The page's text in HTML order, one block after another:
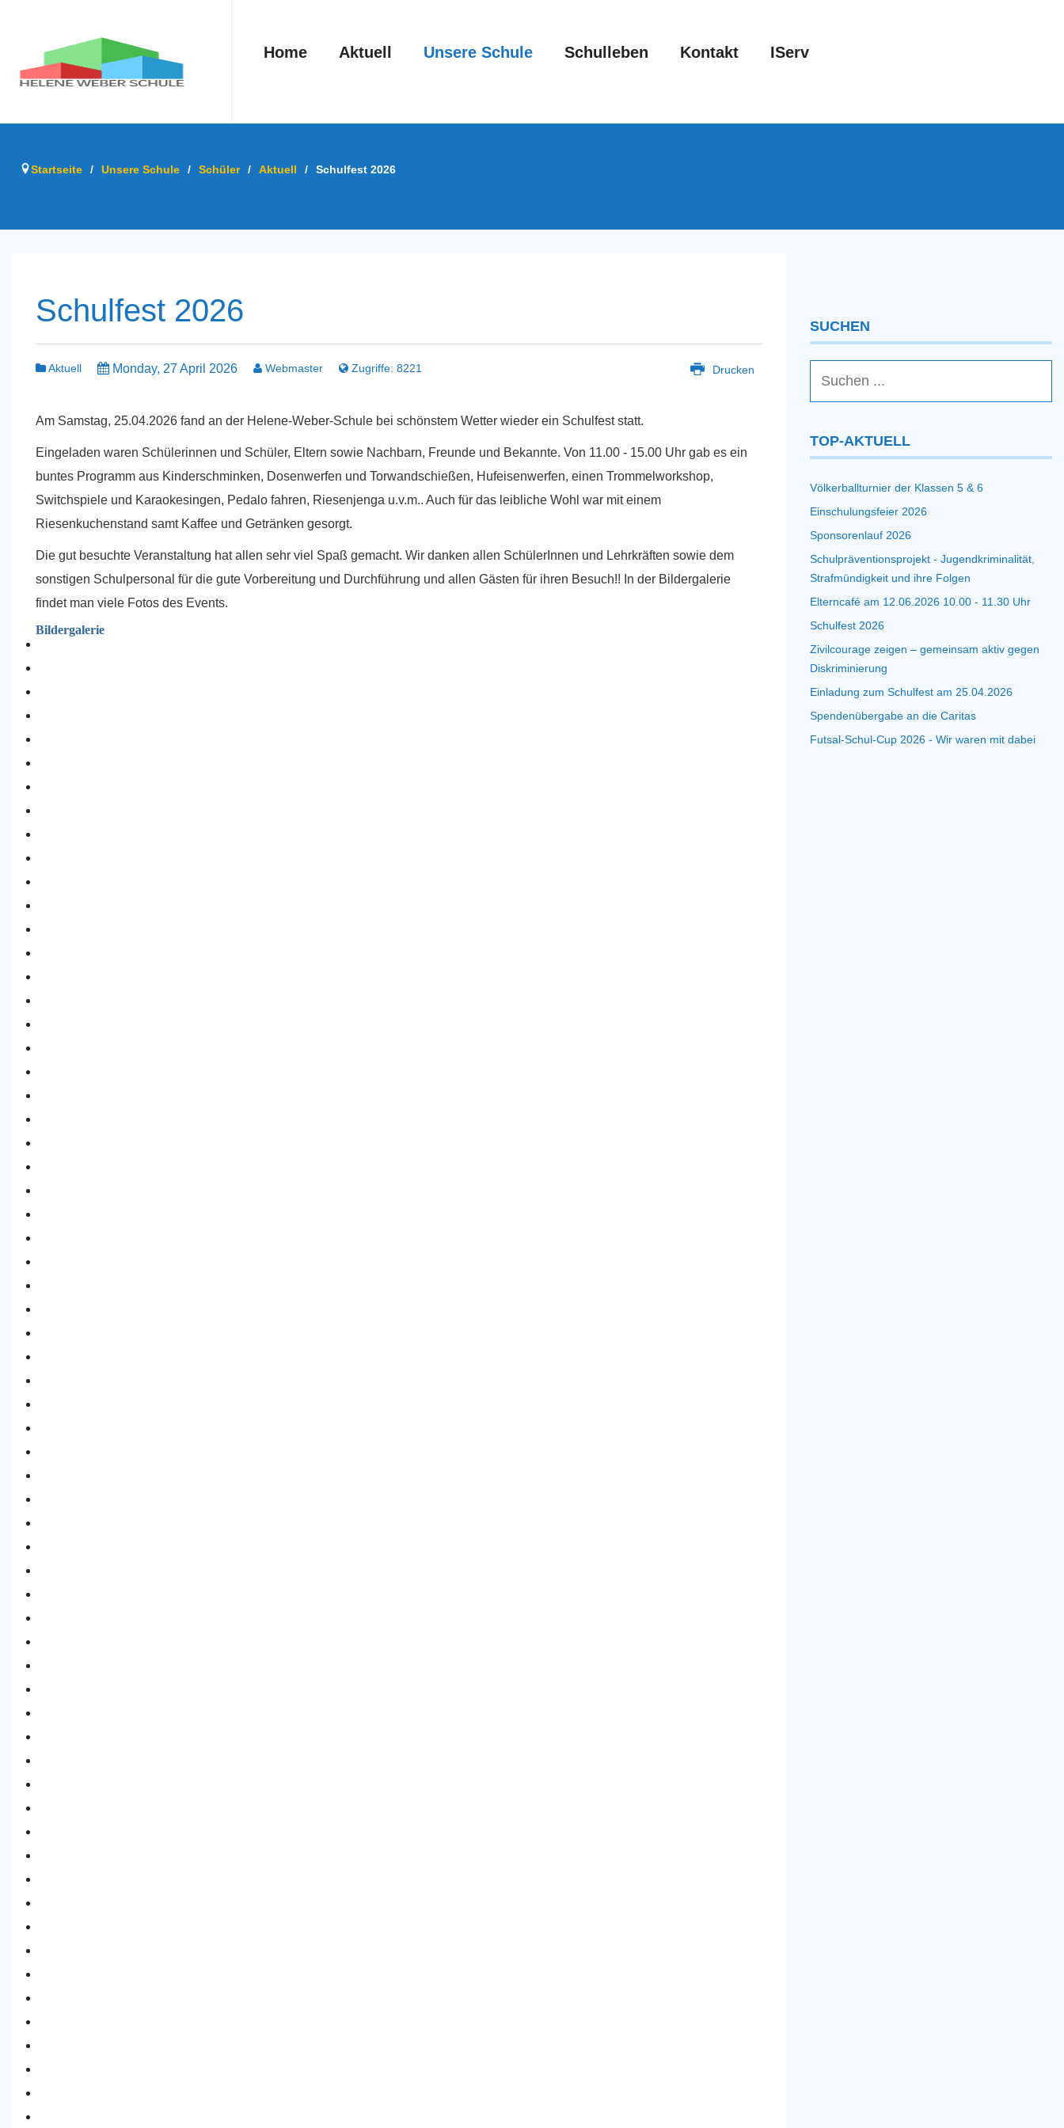
Home Aktuell Unsere Schule Schulleben Kontakt IServ
Startseite / Unsere Schule / Schüler / Aktuell / Schulfest 2026
Schulfest 2026
Aktuell Monday, 27 April 2026 Webmaster Zugriffe: 8221 Drucken
Am Samstag, 25.04.2026 fand an der Helene-Weber-Schule bei schönstem Wetter wieder ein Schulfest statt.
Eingeladen waren Schülerinnen und Schüler, Eltern sowie Nachbarn, Freunde und Bekannte. Von 11.00 - 15.00 Uhr gab es ein
buntes Programm aus Kinderschminken, Dosenwerfen und Torwandschießen, Hufeisenwerfen, einen Trommelworkshop,
Switchspiele und Karaokesingen, Pedalo fahren, Riesenjenga u.v.m.. Auch für das leibliche Wohl war mit einem
Riesenkuchenstand samt Kaffee und Getränken gesorgt.
Die gut besuchte Veranstaltung hat allen sehr viel Spaß gemacht. Wir danken allen SchülerInnen und Lehrkräften sowie dem
sonstigen Schulpersonal für die gute Vorbereitung und Durchführung und allen Gästen für ihren Besuch!! In der Bildergalerie
findet man viele Fotos des Events.
Bildergalerie
SUCHEN
TOP-AKTUELL
Völkerballturnier der Klassen 5 & 6
Einschulungsfeier 2026
Sponsorenlauf 2026
Schulpräventionsprojekt - Jugendkriminalität,
Strafmündigkeit und ihre Folgen
Elterncafé am 12.06.2026 10.00 - 11.30 Uhr
Schulfest 2026
Zivilcourage zeigen – gemeinsam aktiv gegen
Diskriminierung
Einladung zum Schulfest am 25.04.2026
Spendenübergabe an die Caritas
Futsal-Schul-Cup 2026 - Wir waren mit dabei